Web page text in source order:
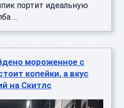
портит идеальную
...
мороженное с
копейки, а вкус
на Скитлс